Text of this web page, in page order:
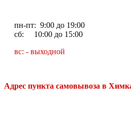
пн-пт: 9:00 до 19:00
сб: 10:00 до 15:00
вс: - выходной
Адрес пункта самовывоза в